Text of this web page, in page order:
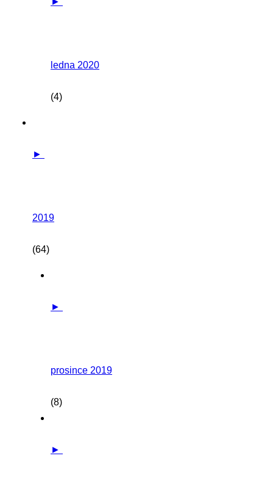
ledna 2020
(4)
►
2019
(64)
►
prosince 2019
(8)
►